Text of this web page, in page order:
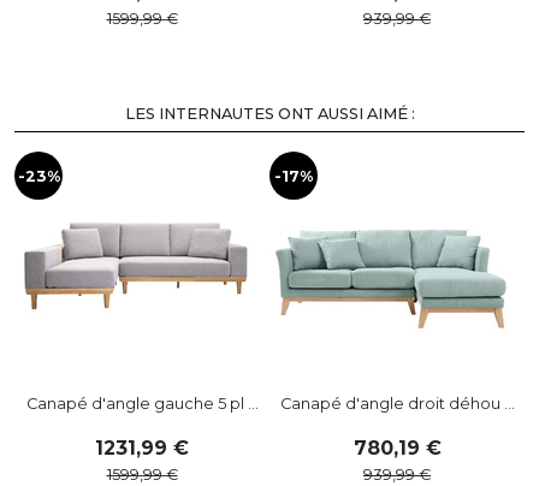
1599,99 939,99
LES INTERNAUTES ONT AUSSI AIMÉ :
-23%
Canapé d'angle gauche 5 pl ...
1231,99
1599,99
-17%
Canapé d'angle droit déhou ...
780,19
939,99